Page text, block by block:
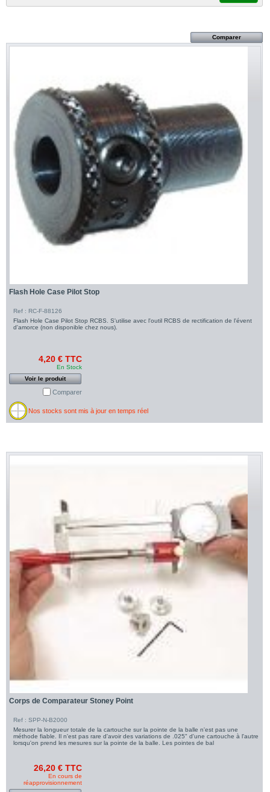
Flash Hole Case Pilot Stop
Ref : RC-F-88126
Flash Hole Case Pilot Stop RCBS. S'utilise avec l'outil RCBS de rectification de l'évent
d'amorce (non disponible chez nous).
4,20 € TTC
En Stock
Voir le produit
Comparer
Nos stocks sont mis à jour en temps réel
Corps de Comparateur Stoney Point
Ref : SPP-N-B2000
Mesurer la longueur totale de la cartouche sur la pointe de la balle n'est pas une
méthode fiable. Il n'est pas rare d'avoir des variations de .025" d'une cartouche à l'autre
lorsqu'on prend les mesures sur la pointe de la balle. Les pointes de bal
26,20 € TTC
En cours de
réapprovisionnement